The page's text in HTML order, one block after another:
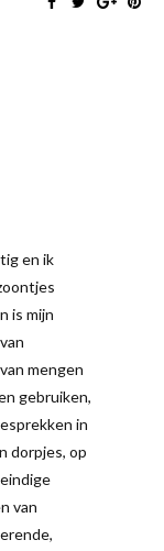
en ik
is mijn
mengen
gebruiken,
in
dorpjes, op
van